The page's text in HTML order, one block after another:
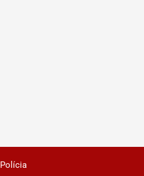
Polícia